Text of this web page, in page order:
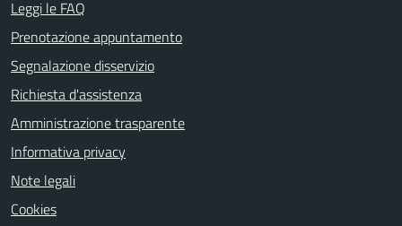
Leggi le FAQ
Prenotazione appuntamento
Segnalazione disservizio
Richiesta d'assistenza
Amministrazione trasparente
Informativa privacy
Note legali
Cookies